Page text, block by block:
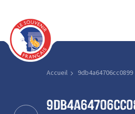
Accueil 9db4a64706cc0899